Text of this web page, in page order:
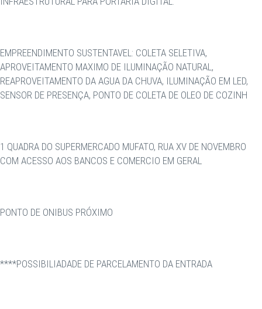
EMPREENDIMENTO SUSTENTAVEL: COLETA SELETIVA,
APROVEITAMENTO MAXIMO DE ILUMINAÇÃO NATURAL,
REAPROVEITAMENTO DA AGUA DA CHUVA, ILUMINAÇÃO EM LED,
SENSOR DE PRESENÇA, PONTO DE COLETA DE OLEO DE COZINH
1 QUADRA DO SUPERMERCADO MUFATO, RUA XV DE NOVEMBRO
COM ACESSO AOS BANCOS E COMERCIO EM GERAL
PONTO DE ONIBUS PRÓXIMO
****POSSIBILIADADE DE PARCELAMENTO DA ENTRADA